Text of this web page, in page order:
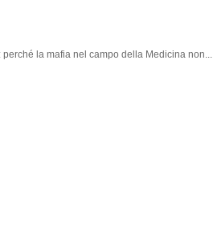
la mafia nel campo della Medicina non...